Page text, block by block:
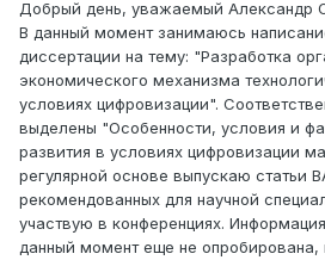
Добрый день, уважаемый Александр
В данный момент занимаюсь
диссертации на тему: "Разработка
экономического механизма
условиях цифровизации".
выделены "Особенности, условия и
развития в условиях цифровизации
регулярной основе выпускаю статьи
рекомендованных для научной
участвую в конференциях.
данный момент еще не опробирована,